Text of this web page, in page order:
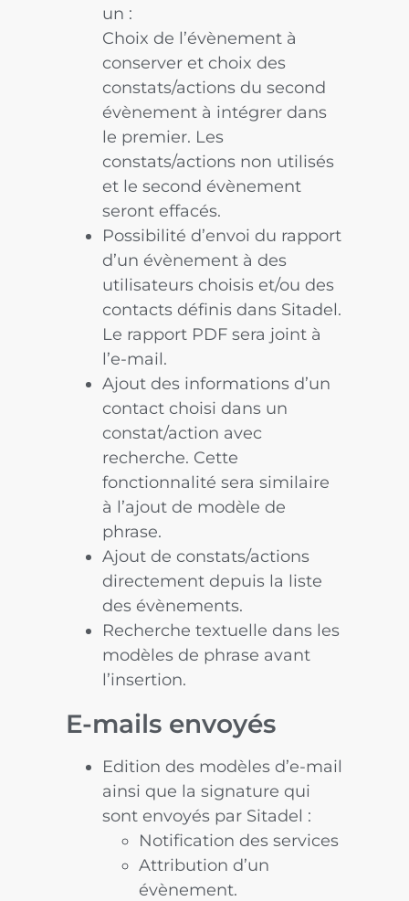
un :
Choix de l’évènement à
conserver et choix des
constats/actions du second
évènement à intégrer dans
le premier. Les
constats/actions non utilisés
et le second évènement
seront effacés.
Possibilité d’envoi du rapport
d’un évènement à des
utilisateurs choisis et/ou des
contacts définis dans Sitadel.
Le rapport PDF sera joint à
l’e-mail.
Ajout des informations d’un
contact choisi dans un
constat/action avec
recherche. Cette
fonctionnalité sera similaire
à l’ajout de modèle de
phrase.
Ajout de constats/actions
directement depuis la liste
des évènements.
Recherche textuelle dans les
modèles de phrase avant
l’insertion.
E-mails envoyés
Edition des modèles d’e-mail
ainsi que la signature qui
sont envoyés par Sitadel :
Notification des services
Attribution d’un
évènement.